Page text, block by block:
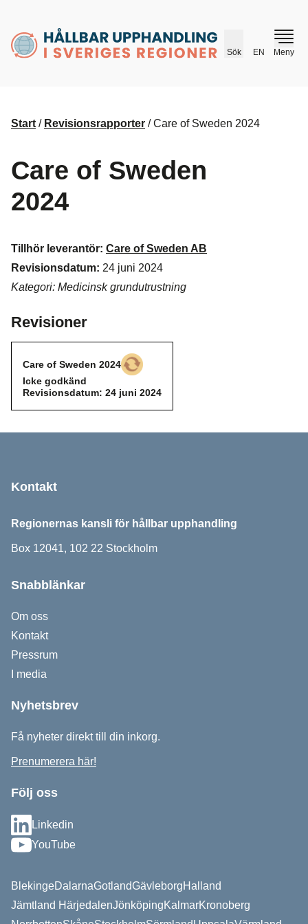
husr.se
Sök EN Meny
Start / Revisionsrapporter /Care of Sweden 2024
Care of Sweden
2024
Tillhör leverantör: Care of Sweden AB
Revisionsdatum: 24 juni 2024
Kategori: Medicinsk grundutrustning
Revisioner
Care of Sweden 2024
Icke godkänd
Icke godkänd
Revisionsdatum: 24 juni 2024
Kontakt
Regionernas kansli för hållbar upphandling
Box 12041, 102 22 Stockholm
Snabblänkar
Om oss
Kontakt
Pressrum
I media
Nyhetsbrev
Få nyheter direkt till din inkorg.
Prenumerera här!
Följ oss
Linkedin
YouTube
BlekingeDalarnaGotlandGävleborgHalland
Jämtland HärjedalenJönköpingKalmarKronoberg